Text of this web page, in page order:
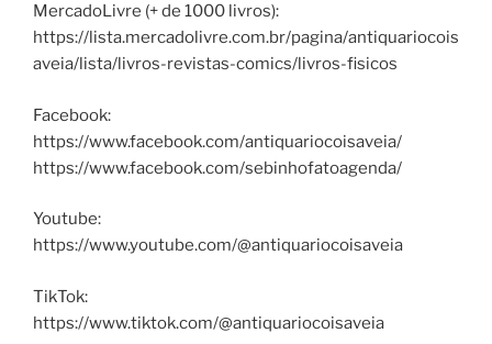
MercadoLivre (+ de 1000 livros):
https://lista.mercadolivre.com.br/pagina/antiquariocois
aveia/lista/livros-revistas-comics/livros-fisicos
Facebook:
https://www.facebook.com/antiquariocoisaveia/
https://www.facebook.com/sebinhofatoagenda/
Youtube:
https://www.youtube.com/@antiquariocoisaveia
TikTok:
https://www.tiktok.com/@antiquariocoisaveia